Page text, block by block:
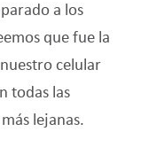
a los
que fue la
celular
todas las
lejanas.